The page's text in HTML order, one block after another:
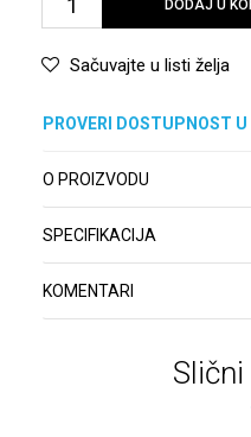
DODAJ U
Sačuvajte u listi želja
PROVERI DOSTUPNOST
O PROIZVODU
SPECIFIKACIJA
KOMENTARI